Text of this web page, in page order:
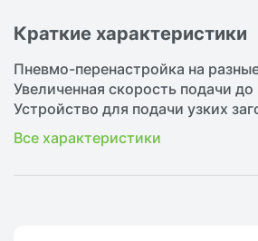
Краткие характеристики
Пневмо-перенастройка на
Увеличенная скорость подачи
Устройство для подачи узких
Все характеристики